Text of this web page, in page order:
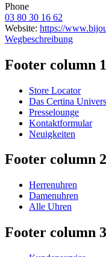
Phone
03 80 30 16 62
Website: https://
Wegbeschreibung
Footer column 1
Store Locator
Das Certina
Presselounge
Kontaktformular
Neuigkeiten
Footer column 2
Herrenuhren
Damenuhren
Alle Uhren
Footer column 3